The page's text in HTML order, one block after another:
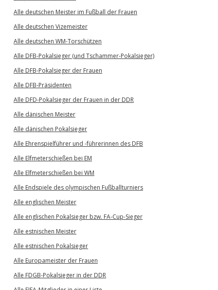
Alle deutschen Meister im Fußball der Frauen
Alle deutschen Vizemeister
Alle deutschen WM-Torschützen
Alle DFB-Pokalsieger (und Tschammer-Pokalsieger)
Alle DFB-Pokalsieger der Frauen
Alle DFB-Präsidenten
Alle DFD-Pokalsieger der Frauen in der DDR
Alle dänischen Meister
Alle dänischen Pokalsieger
Alle Ehrenspielführer und -führerinnen des DFB
Alle Elfmeterschießen bei EM
Alle Elfmeterschießen bei WM
Alle Endspiele des olympischen Fußballturniers
Alle englischen Meister
Alle englischen Pokalsieger bzw. FA-Cup-Sieger
Alle estnischen Meister
Alle estnischen Pokalsieger
Alle Europameister der Frauen
Alle FDGB-Pokalsieger in der DDR